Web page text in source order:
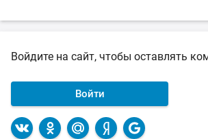
Войдите на сайт, чтобы оставлять
Войти